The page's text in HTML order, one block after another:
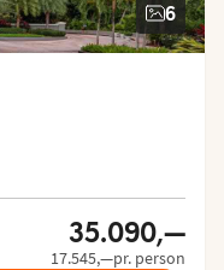
6
4.3 of 5
35.090,—
17.545,—pr. person